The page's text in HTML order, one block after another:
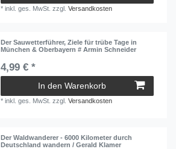
*inkl. ges. MwSt. zzgl.Versandkosten
Der Sauwetterführer, Ziele für trübe Tage in
München & Oberbayern # Armin Schneider
4,99 € *
In den Warenkorb
*inkl. ges. MwSt. zzgl.Versandkosten
Der Waldwanderer - 6000 Kilometer durch
Deutschland wandern / Gerald Klamer